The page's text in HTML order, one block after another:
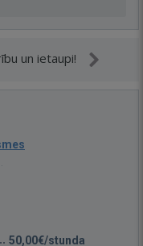
un ietaupi!
50,00€/stunda